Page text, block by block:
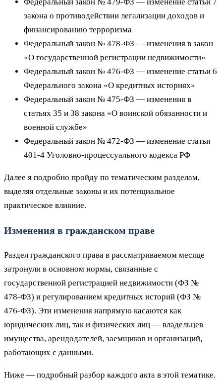
закона о противодействии легализации доходов и
финансированию терроризма
Федеральный закон № 478‑ФЗ — изменения в закон
«О государственной регистрации недвижимости»
Федеральный закон № 476‑ФЗ — изменение статьи 6
Федерального закона «О кредитных историях»
Федеральный закон № 475‑ФЗ — изменения в
статьях 35 и 38 закона «О воинской обязанности и
военной службе»
Федеральный закон № 472‑ФЗ — изменение статьи
401‑4 Уголовно‑процессуального кодекса РФ
Далее я подробно пройду по тематическим разделам,
выделяя отдельные законы и их потенциальное
практическое влияние.
Изменения в гражданском праве
Раздел гражданского права в рассматриваемом месяце
затронули в основном нормы, связанные с
государственной регистрацией недвижимости (ФЗ №
478‑ФЗ) и регулированием кредитных историй (ФЗ №
476‑ФЗ). Эти изменения напрямую касаются как
юридических лиц, так и физических лиц — владельцев
имущества, арендодателей, заемщиков и организаций,
работающих с данными.
Ниже — подробный разбор каждого акта в этой тематике.